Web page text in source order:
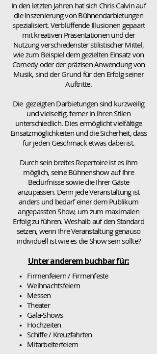
In den letzten Jahren hat sich Chris Calvin auf
die Inszenierung von Bühnendarbietungen
spezialisiert. Verblüffende Illusionen gepaart
mit kreativen Präsentationen und der
Nutzung verschiedenster stilistischer Mittel,
wie zum Beispiel dem gezielten Einsatz von
Comedy oder der präzisen Anwendung von
Musik, sind der Grund für den Erfolg seiner
Auftritte.
Die gezeigten Darbietungen sind kurzweilig
und vielseitig, ferner in ihren Stilen
unterschiedlich. Dies ermöglicht vielfältige
Einsatzmöglichkeiten und die Sicherheit, dass
für jeden Geschmack etwas dabei ist.
Durch sein breites Repertoire ist es ihm
möglich, seine Bühnenshow auf Ihre
Bedürfnisse sowie die Ihrer Gäste
anzupassen. Denn jede Veranstaltung ist
anders und bedarf einer dem Publikum
angepassten Show, um zum maximalen
Erfolg zu führen. Weshalb auf den Standard
setzen, wenn Ihre Veranstaltung genauso
individuell ist wie es die Show sein sollte?
Unter anderem buchbar für:
Firmenfeiern / Firmenfeste
Weihnachtsfeiern
Messen
Theater
Gala-Shows
Hochzeiten
Schiffe / Kreuzfahrten
Mitarbeiterfeiern